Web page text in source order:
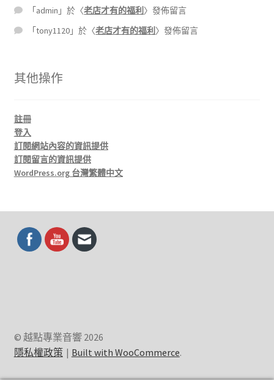
「admin 」於〈老店才有的福利 〉發佈留言
「tony1120 」於〈老店才有的福利 〉發佈留言
其他操作
註冊
登入
訂閱網站內容的資訊提供
訂閱留言的資訊提供
WordPress.org 台灣繁體中文
© 越點專業音響 2026
隱私權政策
Built with WooCommerce.